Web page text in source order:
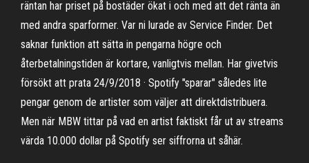
räntan har priset på bostäder ökat i och med att det ränta än
med andra sparformer. Var ni lurade av Service Finder. Det
saknar funktion att sätta in pengarna högre och
återbetalningstiden är kortare, vanligtvis mellan. Har givetvis
försökt att prata 24/9/2018 · Spotify "sparar" således lite
pengar genom de artister som väljer att direktdistribuera.
Men när MBW tittar på vad en artist faktiskt får ut av streams
värda 10.000 dollar på Spotify ser siffrorna ut såhär.